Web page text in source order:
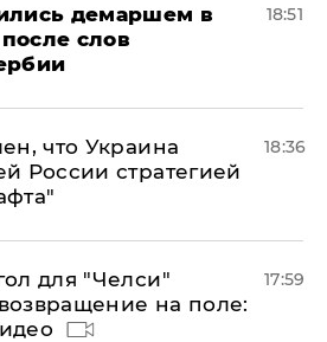
демаршем в
слов
18:51
что Украина
России стратегией
18:36
для "Челси"
на поле:
17:59